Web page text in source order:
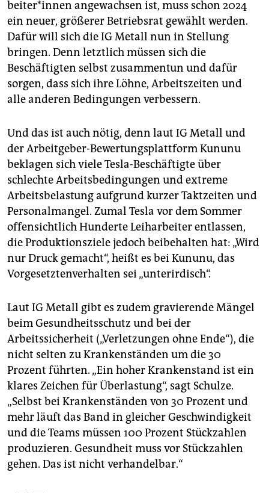
bei­te­r*in­nen angewachsen ist, muss schon 2024
ein neuer, größerer Betriebsrat gewählt werden.
Dafür will sich die IG Metall nun in Stellung
bringen. Denn letztlich müssen sich die
Beschäftigten selbst zusammentun und dafür
sorgen, dass sich ihre Löhne, Arbeitszeiten und
alle anderen Bedingungen verbessern.
Und das ist auch nötig, denn laut IG Metall und
der Arbeitgeber-Bewertungsplattform Kununu
beklagen sich viele Tesla-Beschäftigte über
schlechte Arbeitsbedingungen und extreme
Arbeitsbelastung aufgrund kurzer Taktzeiten und
Personalmangel. Zumal Tesla vor dem Sommer
offensichtlich Hunderte Leiharbeiter entlassen,
die Produktionsziele jedoch beibehalten hat: „Wird
nur Druck gemacht“, heißt es bei Kununu, das
Vorgesetztenverhalten sei „unterirdisch“.
Laut IG Metall gibt es zudem gravierende Mängel
beim Gesundheitsschutz und bei der
Arbeitssicherheit („Verletzungen ohne Ende“), die
nicht selten zu Krankenständen um die 30
Prozent führten. „Ein hoher Krankenstand ist ein
klares Zeichen für Überlastung“, sagt Schulze.
„Selbst bei Krankenständen von 30 Prozent und
mehr läuft das Band in gleicher Geschwindigkeit
und die Teams müssen 100 Prozent Stückzahlen
produzieren. Gesundheit muss vor Stückzahlen
gehen. Das ist nicht verhandelbar.“